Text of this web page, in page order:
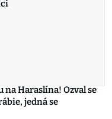
na Haraslína! Ozval se
jedná se